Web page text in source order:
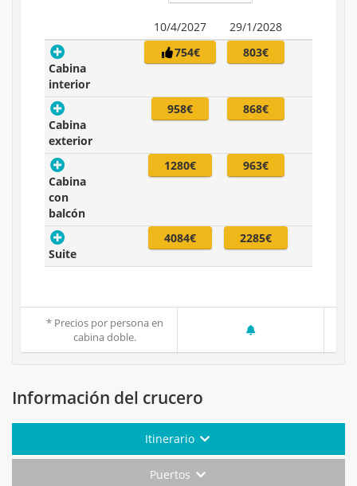
10/4/2027 29/1/2028
Cabina
interior
754€ 803€
Cabina
exterior
958€ 868€
Cabina
con
balcón
1280€ 963€
Suite
4084€ 2285€
* Precios por persona en
cabina doble.
Información del crucero
Itinerario
Puertos